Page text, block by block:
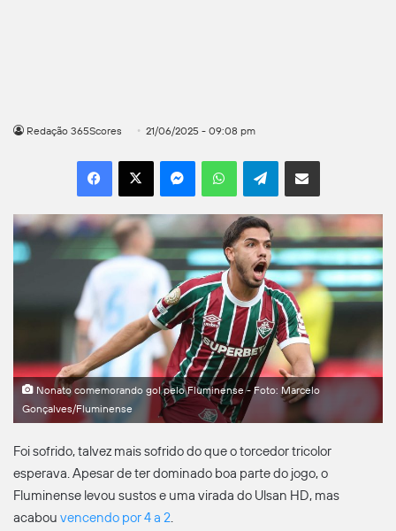
Redação 365Scores 21/06/2025 - 09:08 pm
Facebook
X MessengerWhatsAppTelegramCompartilhar por e-mail
Nonato comemorando gol pelo Fluminense - Foto: Marcelo
Gonçalves/Fluminense
Foi sofrido, talvez mais sofrido do que o torcedor tricolor
esperava. Apesar de ter dominado boa parte do jogo, o
Fluminense levou sustos e uma virada do Ulsan HD, mas
acabou vencendo por 4 a 2.